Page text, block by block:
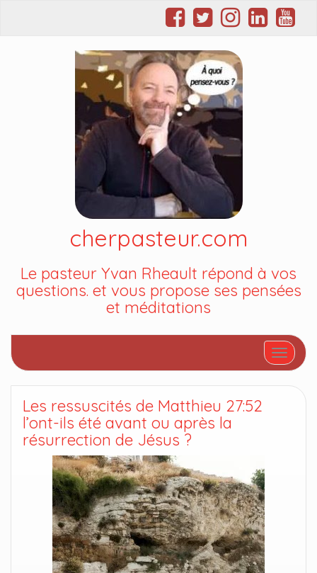
cherpasteur.com
Le pasteur Yvan Rheault répond à vos
questions. et vous propose ses pensées
et méditations
Afficher/
Les ressuscités de Matthieu 27:52
l’ont-ils été avant ou après la
résurrection de Jésus ?